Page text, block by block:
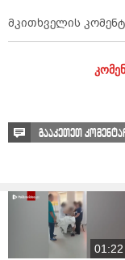
მკითხველის
გააკეთეთ
01:22